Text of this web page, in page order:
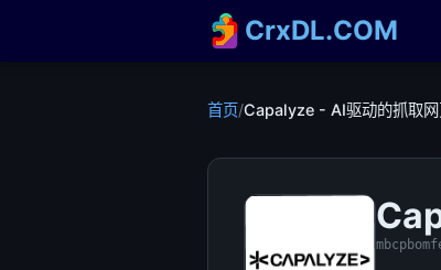
CrxDL.COM
首页/Capalyze - AI驱动的抓取